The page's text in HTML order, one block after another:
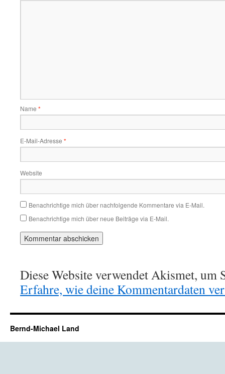
Name *
E-Mail-Adresse *
Website
Benachrichtige mich über nachfolgende Kommentare via E-Mail.
Benachrichtige mich über neue Beiträge via E-Mail.
Diese Website verwendet Akismet, um
Erfahre, wie deine Kommentardaten
Bernd-Michael Land